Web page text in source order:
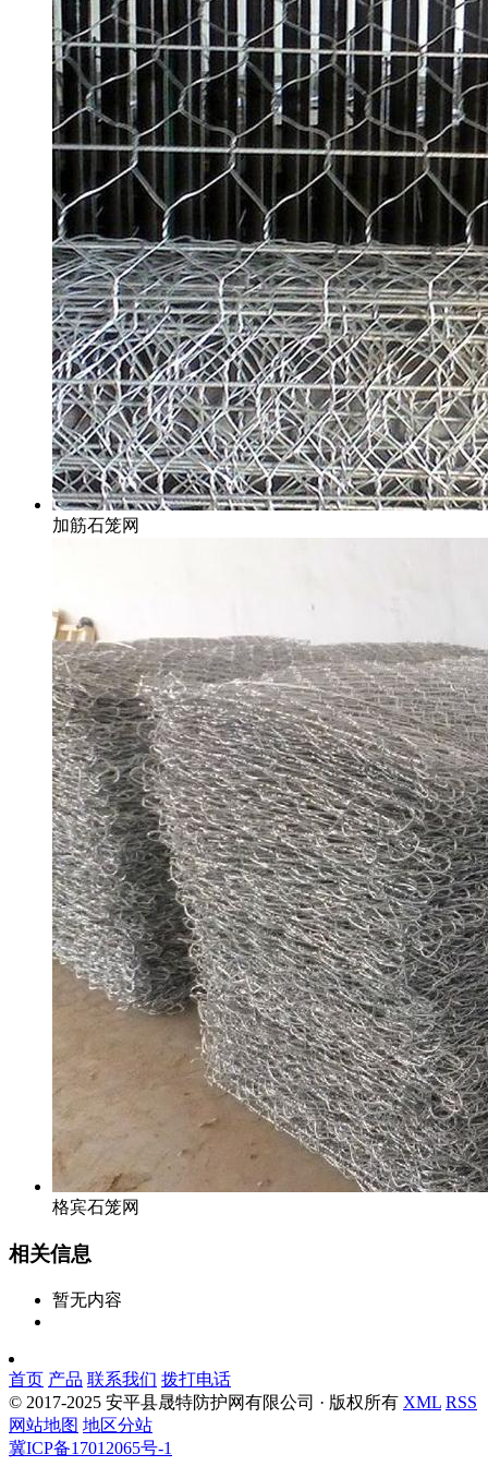
加筋石笼网
格宾石笼网
相关信息
暂无内容
首页 产品 联系我们 拨打电话
© 2017-2025 安平县晟特防护网有限公司 · 版权所有 XML RSS
网站地图 地区分站
冀ICP备17012065号-1